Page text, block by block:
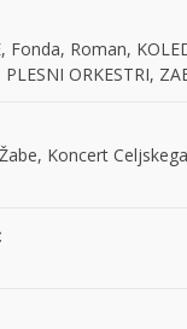
Fonda, Roman,
ORKESTRI,
Koncert